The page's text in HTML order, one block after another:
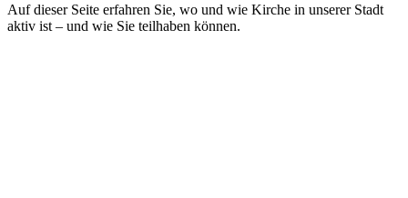
Auf dieser Seite erfahren Sie, wo und wie Kirche in unserer Stadt
aktiv ist – und wie Sie teilhaben können.